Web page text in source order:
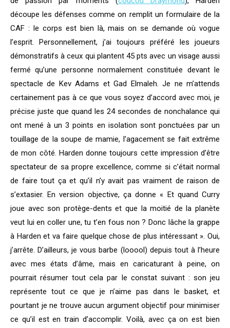
découpe les défenses comme on remplit un formulaire de la
CAF : le corps est bien là, mais on se demande où vogue
l’esprit. Personnellement, j’ai toujours préféré les joueurs
démonstratifs à ceux qui plantent 45 pts avec un visage aussi
fermé qu’une personne normalement constituée devant le
spectacle de Kev Adams et Gad Elmaleh. Je ne m’attends
certainement pas à ce que vous soyez d’accord avec moi, je
précise juste que quand les 24 secondes de nonchalance qui
ont mené à un 3 points en isolation sont ponctuées par un
touillage de la soupe de mamie, l’agacement se fait extrême
de mon côté. Harden donne toujours cette impression d’être
spectateur de sa propre excellence, comme si c’était normal
de faire tout ça et qu’il n’y avait pas vraiment de raison de
s’extasier. En version objective, ça donne « Et quand Curry
joue avec son protège-dents et que la moitié de la planète
veut lui en coller une, tu t’en fous non ? Donc lâche la grappe
à Harden et va faire quelque chose de plus intéressant ». Oui,
j’arrête. D’ailleurs, je vous barbe (looool) depuis tout à l’heure
avec mes états d’âme, mais en caricaturant à peine, on
pourrait résumer tout cela par le constat suivant : son jeu
représente tout ce que je n’aime pas dans le basket, et
pourtant je ne trouve aucun argument objectif pour minimiser
ce qu’il est en train d’accomplir. Voilà, avec ça on est bien